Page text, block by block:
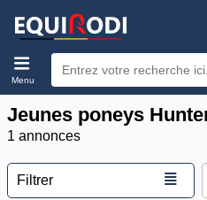
Menu
Jeunes poneys
1 annonces
Filtrer ≣